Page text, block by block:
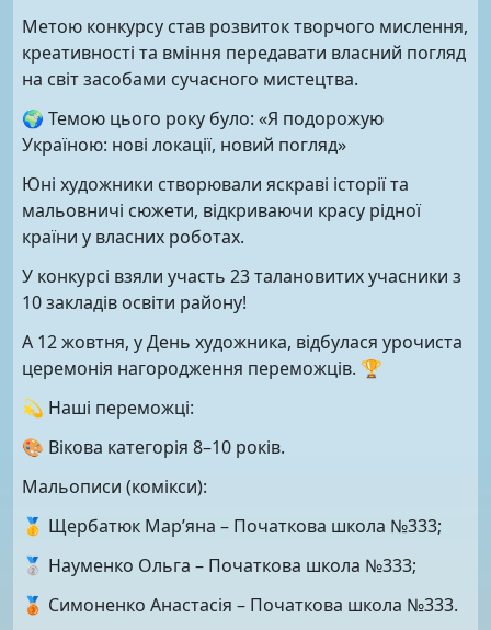
Метою конкурсу став розвиток творчого мислення,
креативності та вміння передавати власний погляд
на світ засобами сучасного мистецтва.
🌍 Темою цього року було: «Я подорожую
Україною: нові локації, новий погляд»
Юні художники створювали яскраві історії та
мальовничі сюжети, відкриваючи красу рідної
країни у власних роботах.
У конкурсі взяли участь 23 талановитих учасники з
10 закладів освіти району!
А 12 жовтня, у День художника, відбулася урочиста
церемонія нагородження переможців. 🏆
💫 Наші переможці:
🎨 Вікова категорія 8–10 років.
Мальописи (комікси):
🥇 Щербатюк Мар’яна – Початкова школа №333;
🥈 Науменко Ольга – Початкова школа №333;
🥉 Симоненко Анастасія – Початкова школа №333.